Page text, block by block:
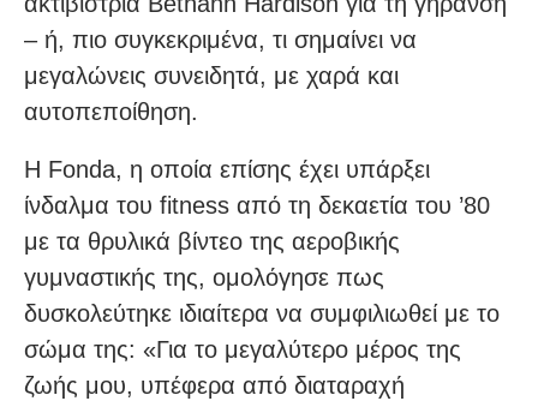
– ή, πιο συγκεκριμένα, τι σημαίνει να
μεγαλώνεις συνειδητά, με χαρά και
αυτοπεποίθηση.
Η Fonda, η οποία επίσης έχει υπάρξει
ίνδαλμα του fitness από τη δεκαετία του ’80
με τα θρυλικά βίντεο της αεροβικής
γυμναστικής της, ομολόγησε πως
δυσκολεύτηκε ιδιαίτερα να συμφιλιωθεί με το
σώμα της: «Για το μεγαλύτερο μέρος της
ζωής μου, υπέφερα από διαταραχή